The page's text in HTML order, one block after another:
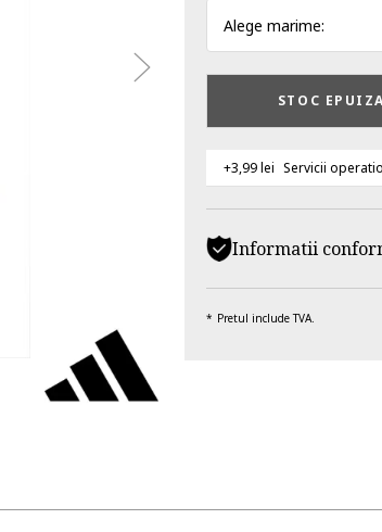
Alege marime:
STOC
+3,99 lei Servicii
Informatii
Pretul include TVA.